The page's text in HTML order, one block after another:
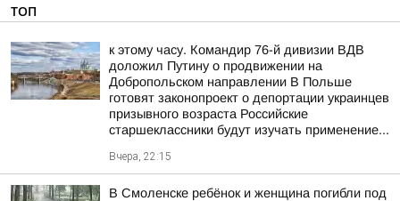
ТОП
к этому часу. Командир 76-й дивизии ВДВ
доложил Путину о продвижении на
Добропольском направлении В Польше
готовят законопроект о депортации украинцев
призывного возраста Российские
старшеклассники будут изучать применение...
Вчера, 22:15
В Смоленске ребёнок и женщина погибли под